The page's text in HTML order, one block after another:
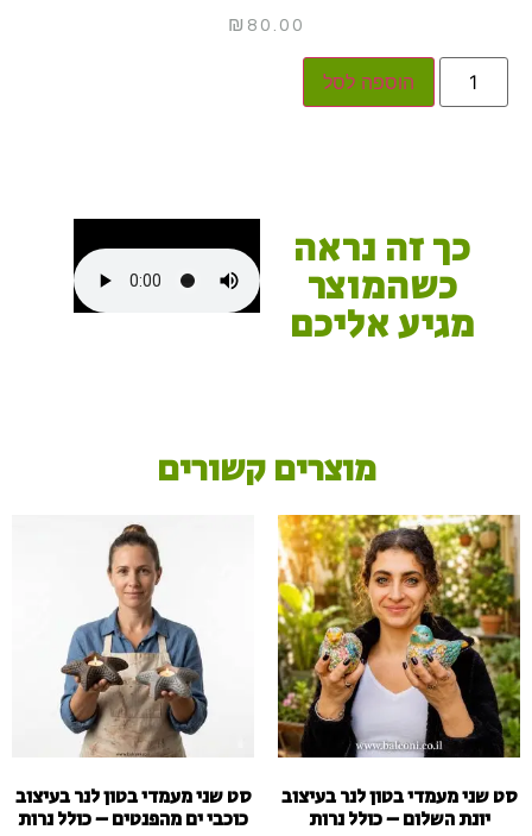
₪ 80.00
הוספה לסל
כך זה נראה
כשהמוצר
מגיע אליכם
מוצריםקשורי ם
סט שני מעמדי בטון לנר בעיצוב
יונת השלום – כולל נרות
סט שני מעמדי בטון לנר בעיצוב
כוכבי ים מהפנטים – כולל נרות